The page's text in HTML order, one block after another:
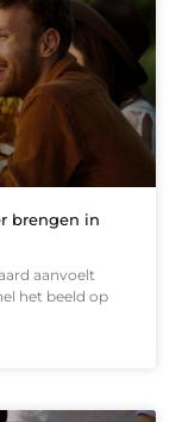
brengen in
aanvoelt
het beeld op